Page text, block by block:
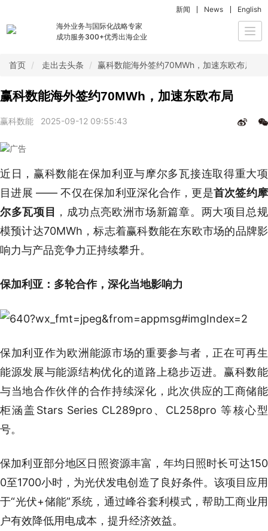
海外业务与国际化战略专家
成功服务300+优秀出海企业
新闻 News English
首页 走出去头条 赢科数能海外签约70MWh，加速东欧布局
赢科数能海外签约70MWh，加速东欧布局
赢科数能 2025-09-12 09:55:43
近日，赢科数能在保加利亚与摩尔多瓦接连取得重大项
目进展 —— 不仅在保加利亚深化合作，更是首次签约摩
尔多瓦项目
，成功点亮欧洲市场新篇章。两大项目总规
模预计达70MWh，标志着赢科数能在东欧市场的品牌影
响力与产品竞争力正持续攀升。
保加利亚：多轮合作，深化当地影响力
保加利亚作为欧洲能源市场的重要参与者，正在可再生
能源发展与能源结构优化的道路上稳步迈进。赢科数能
与当地合作伙伴的合作持续深化，此次供应的工商储能
柜涵盖Stars Series CL289pro、CL258pro 等核心型
号。
保加利亚部分地区日照资源丰富，年均日照时长可达150
0至1700小时，为光伏发电创造了良好条件。该项目应用
于“光伏+储能”系统，通过峰谷套利模式，帮助工商业用
户有效降低用电成本，提升经济效益。